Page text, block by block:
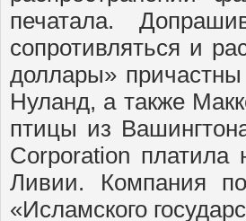
печатала.
сопротивляться и
доллары» причастны
Нуланд, а также
птицы из
Corporation
Ливии. Компания
«Исламского